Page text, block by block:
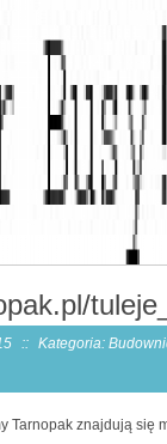
:: Kategoria:
Tarnopak znajdują się